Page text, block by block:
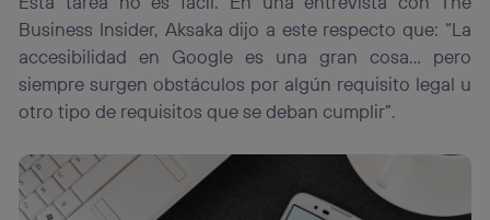
Business Insider, Aksaka dijo a este respecto que: “La
accesibilidad en Google es una gran cosa… pero
siempre surgen obstáculos por algún requisito legal u
otro tipo de requisitos que se deban cumplir”.